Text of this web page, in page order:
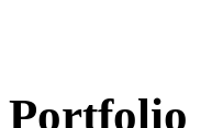
Portfolio